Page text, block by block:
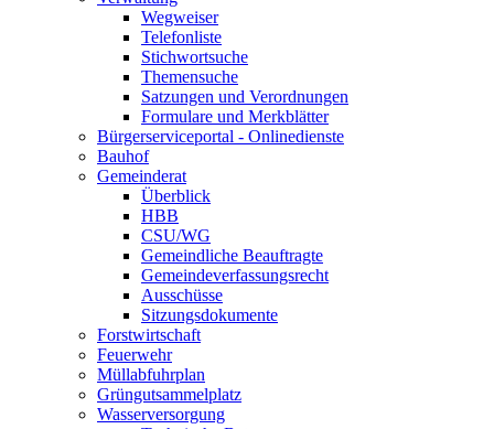
Wegweiser
Telefonliste
Stichwortsuche
Themensuche
Satzungen und Verordnungen
Formulare und Merkblätter
Bürgerserviceportal - Onlinedienste
Bauhof
Gemeinderat
Überblick
HBB
CSU/WG
Gemeindliche Beauftragte
Gemeindeverfassungsrecht
Ausschüsse
Sitzungsdokumente
Forstwirtschaft
Feuerwehr
Müllabfuhrplan
Grüngutsammelplatz
Wasserversorgung